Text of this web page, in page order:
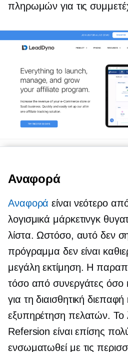
πληρωμών για τις
Αναφορά
Αναφορά είναι νεότερο
λογισμικά μάρκετινγκ
λίστα. Ωστόσο, αυτό δεν
πρόγραμμα δεν είναι
μεγάλη εκτίμηση. Η
τόσο από συνεργάτες όσο
για τη διαισθητική διεπαφή
εξυπηρέτηση πελατών. Το
Refersion είναι επίσης
ενσωματωθεί με τις